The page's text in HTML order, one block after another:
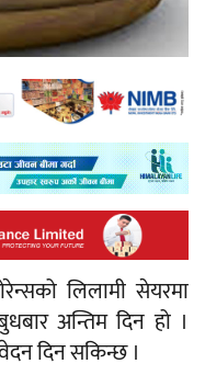
लिलामी सेयरमा
अन्तिम दिन हो ।
दिन सकिन्छ ।